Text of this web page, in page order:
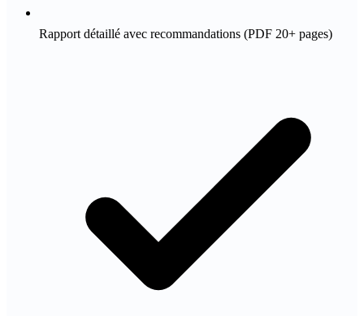
Rapport détaillé avec recommandations (PDF 20+ pages)